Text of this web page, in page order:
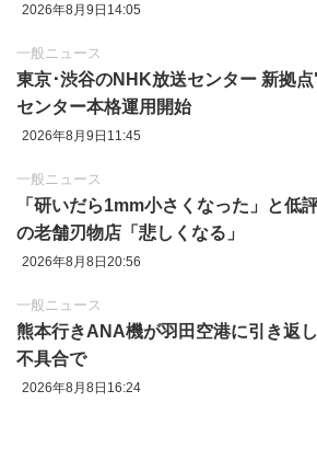
2026年8月9日14:05
一般ニュース
東京‪･‬渋谷のNHK放送センター 新拠
センター本格運用開始
2026年8月9日11:45
一般ニュース
「研いだら1mm小さくなった」と低
の老舗刃物店「悲しくなる」
2026年8月8日20:56
一般ニュース
熊本行きANA機が羽田空港に引き返
不具合で
2026年8月8日16:24